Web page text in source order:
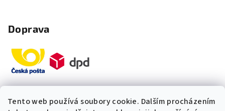
Tento web používá soubory cookie. Dalším procházením
Doprava